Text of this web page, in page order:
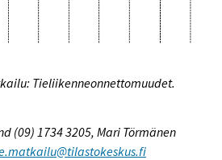
Tieliikenneonnettomuudet.
(09) 1734 3205, Mari Törmänen